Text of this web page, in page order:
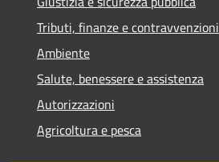
Tributi, finanze e contravvenzioni
Ambiente
Salute, benessere e assistenza
Autorizzazioni
Agricoltura e pesca